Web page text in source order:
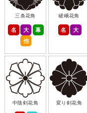
三条花角
名 大
幕
他
嵯峨花角
名 大
中陰剣花角 変り剣花角